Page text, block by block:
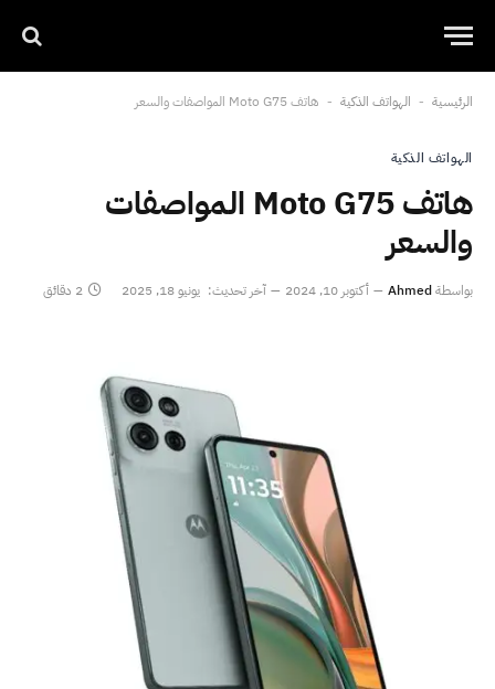
الرئيسية - الهواتف الذكية - هاتف Moto G75 المواصفات والسعر
الهواتف الذكية
هاتف Moto G75 المواصفات
والسعر
بواسطةAhmed أكتوبر 10, 2024 آخر تحديث: يونيو 18, 2025 2 دقائق